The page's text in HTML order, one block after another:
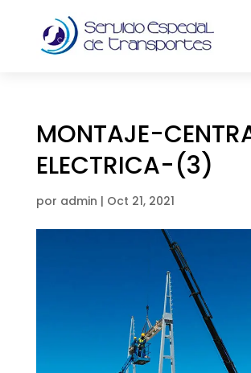
MONTAJE-
ELECTRICA-(3)
por admin | Oct 21, 2021